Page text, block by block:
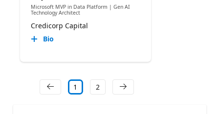
Microsoft MVP in Data Platform | Gen AI
Technology Architect
Credicorp Capital
Bio
1 2